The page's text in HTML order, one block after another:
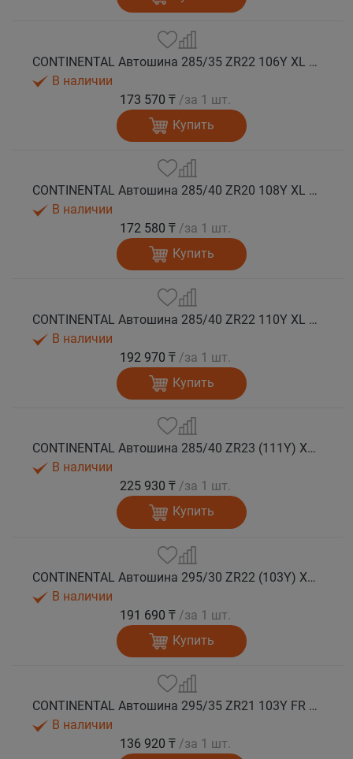
CONTINENTAL Автошина 285/35 ZR22 106Y XL FR SportContact 7 лето
В наличии
173 570 ₸ /за 1 шт.
Купить
CONTINENTAL Автошина 285/40 ZR20 108Y XL FR SportContact 7 лето
В наличии
172 580 ₸ /за 1 шт.
Купить
CONTINENTAL Автошина 285/40 ZR22 110Y XL FR SportContact 7 NC0 лето
В наличии
192 970 ₸ /за 1 шт.
Купить
CONTINENTAL Автошина 285/40 ZR23 (111Y) XL FR SportContact 7 лето
В наличии
225 930 ₸ /за 1 шт.
Купить
CONTINENTAL Автошина 295/30 ZR22 (103Y) XL FR SportContact 7 лето
В наличии
191 690 ₸ /за 1 шт.
Купить
CONTINENTAL Автошина 295/35 ZR21 103Y FR SportContact 7 MGT лето
В наличии
136 920 ₸ /за 1 шт.